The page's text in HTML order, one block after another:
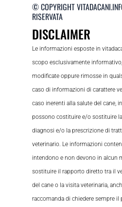
© COPYRIGHT
RISERVATA
DISCLAIMER
Le informazioni esposte in
scopo esclusivamente
modificate oppure rimosse in
caso di informazioni di carattere
caso inerenti alla salute del cane,
possono costituire e/o sostituire
diagnosi e/o la prescrizione di
veterinario. Le informazioni
intendono e non devono in alcun
sostituire il rapporto diretto tra il
del cane o la visita veterinaria,
raccomanda di chiedere sempre il